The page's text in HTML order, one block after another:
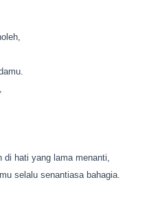
di hati yang lama menanti,
selalu senantiasa bahagia.